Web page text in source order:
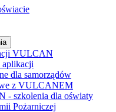
VULCAN
aplikacji
dla samorządów
z VULCANEM
szkolenia dla oświaty
Pożarniczej